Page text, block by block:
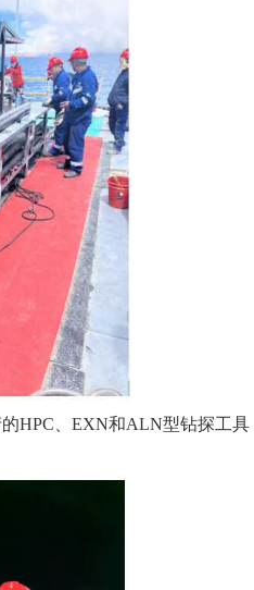
HPC、EXN和ALN型钻探工具